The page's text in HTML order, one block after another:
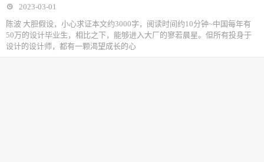
2023-03-01
陈波 大胆假设，小心求证本文约3000字，阅读时间约10分钟~中国每年有
50万的设计毕业生，相比之下，能够进入大厂的寥若晨星。但所有投身于
设计的设计师，都有一颗渴望成长的心